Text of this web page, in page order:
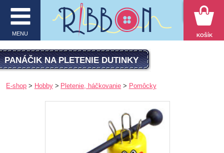
VYHĽADÁVANIE
MENU
O firme
MENU KOŠÍK
PANÁČIK NA PLETENIE DUTINKY
E-shop Hobby Pletenie, háčkovanie Pomôcky